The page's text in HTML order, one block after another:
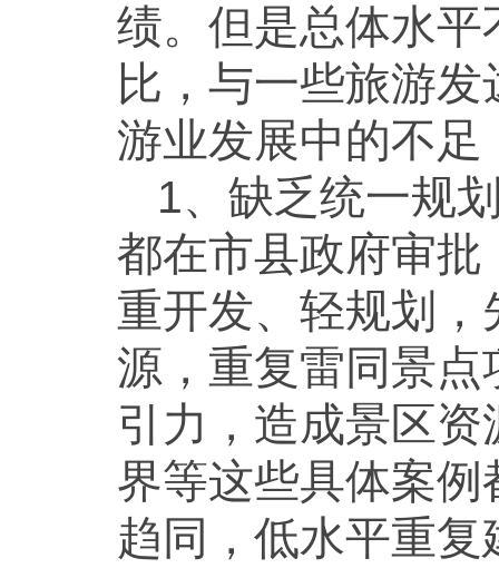
绩。但是总体水
比，与一些旅游
游业发展中的不
1、缺乏统一规
都在市县政府审
重开发、轻规划
源，重复雷同景
引力，造成景区
界等这些具体案
趋同，低水平重